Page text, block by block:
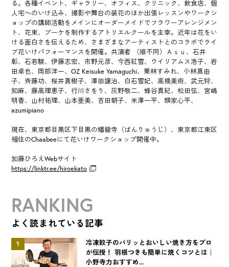
る。各種イベント、ギャラリー、オフィス、クリニック、飲食店、個
人宅へのいけ込み、撮影や舞台の装花のほか出張レッスンやワークシ
ョップの講師活動をメインにオーダーメイドでフラワーアレンジメン
ト、花束、ブーケを制作するアトリエルクールを主宰。近年は花をい
ける面白さを伝えるため、さまざまなアーティストとのコラボでライ
ブ花いけパフォーマンスを開催。共演者 （順不同）Ａｓｕ、石井
彰、石若駿、伊藤志宏、市野元彦、今西紅雪、ウイリアムス浩子、岩
田卓也、岡部洋一、OZ Keisuke Yamaguchi、栗林すみれ、小林真由
子、斉藤功、桜井真樹子、澤田譲治、白石雪妃、高橋美術、武元狩、
知麻、藤高理恵子、行川さをり、灰野敬二、蜂谷真紀、松田弦、宮嶋
明香、山村祐理、山本亜美、吉田朝子、米澤一平、類家心平、
azumipiano
現在、東京都目黒区下目黒の蟠龍寺（ばんりゅうじ）、東京都江東区
福住のChaabeeにて花いけワークショップ開催中。
加藤ひろえWebサイト
https://linktr.ee/hiroekato
RANKING
よく読まれている記事
1
冷凍餃子のパリッとおいしい焼き方をプロ
が伝授！ 羽根つきも簡単に焼くコツとは｜
小野寺力おすすめ...